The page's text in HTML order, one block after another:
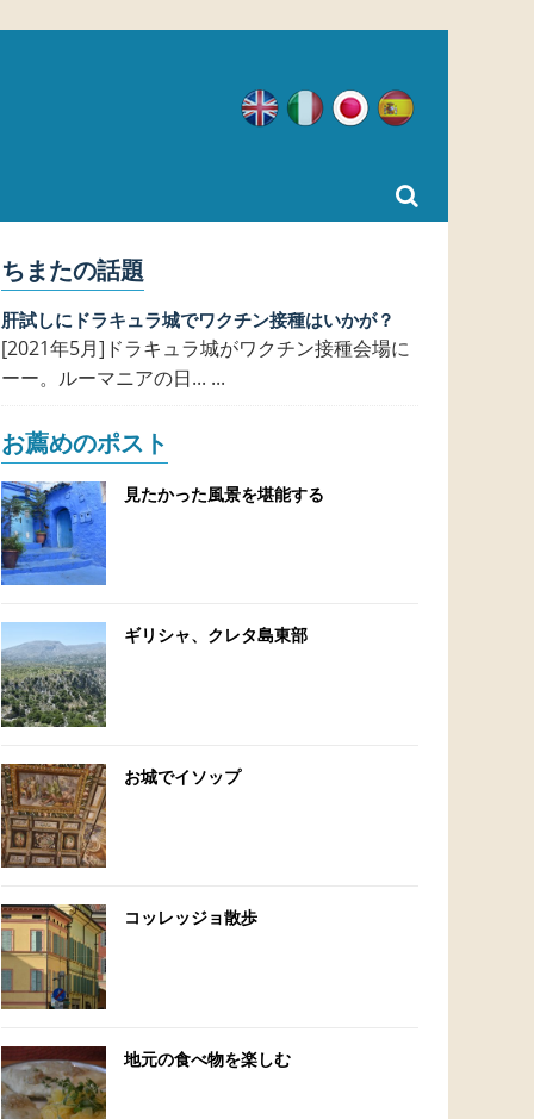
英語 イタリア語
日本語
ちまたの話題
肝試しにドラキュラ城でワクチン接種はいかが？
[2021年5月]ドラキュラ城がワクチン接種会場に
ーー。ルーマニアの日... ...
お薦めのポスト
見たかった風景を堪能する
ギリシャ、クレタ島東部
お城でイソップ
コッレッジョ散歩
地元の食べ物を楽しむ